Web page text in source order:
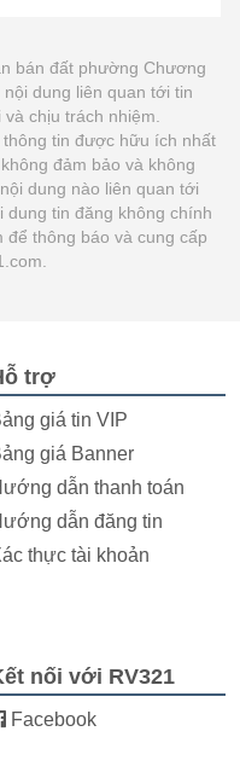
bán đất phường Chương
nội dung liên quan tới tin
chịu trách nhiệm.
tin được hữu ích nhất
đảm bảo và không
dung nào liên quan tới
tin đăng không chính
để thông báo và cung cấp
trợ
giá tin VIP
giá Banner
dẫn thanh toán
dẫn đăng tin
thực tài khoản
nối với RV321
Facebook